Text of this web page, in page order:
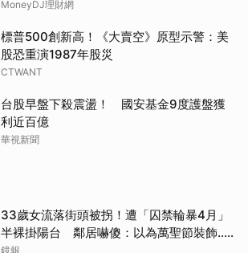
MoneyDJ理財網
標普500創新高！《大賣空》原型示警：美
股恐重演1987年股災
CTWANT
台股早盤下殺震盪！ 國安基金9度護盤獲
利近百億
華視新聞
33歲女流落街頭被拐！遭「囚禁輪暴4月」
半裸掛陽台 鄰居嚇傻：以為萬聖節裝飾...
鏡報